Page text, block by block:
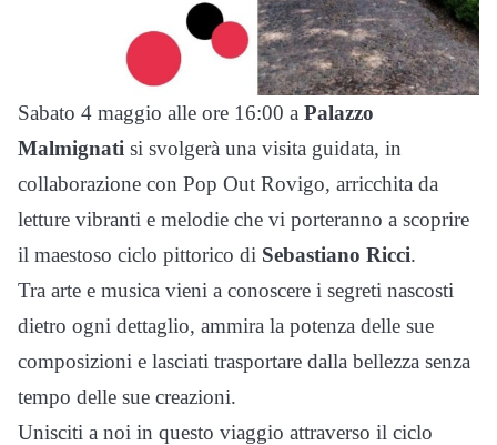
Sabato 4 maggio alle ore 16:00 a Palazzo
Malmignati si svolgerà una visita guidata, in
collaborazione con Pop Out Rovigo, arricchita da
letture vibranti e melodie che vi porteranno a scoprire
il maestoso ciclo pittorico di Sebastiano Ricci.
Tra arte e musica vieni a conoscere i segreti nascosti
dietro ogni dettaglio, ammira la potenza delle sue
composizioni e lasciati trasportare dalla bellezza senza
tempo delle sue creazioni.
Unisciti a noi in questo viaggio attraverso il ciclo